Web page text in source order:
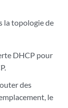
la topologie de
DHCP pour
des
le